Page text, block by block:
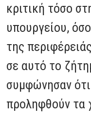
κριτική τόσο
υπουργείου,
της
σε αυτό το
συμφώνησαν
προληφθούν τα